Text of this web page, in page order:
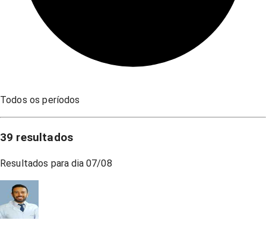
Todos os períodos
39 resultados
Resultados para dia 07/08